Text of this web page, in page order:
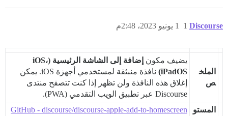
Discourse 1 يونيو 2023، 2:48م 1
الملخ
ص
يضيف مكون
إضافة إلى الشاشة الرئيسية (iOS،
iPadOS)
نافذة منبثقة لمستخدمي أجهزة iOS. يمكن
إغلاق هذه النافذة ولن تظهر إذا كنت تتصفح منتدى
Discourse عبر تطبيق الويب التقدمي (PWA).
المستو
GitHub - discourse/discourse-apple-add-to-homescreen